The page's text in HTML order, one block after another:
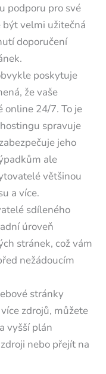
podporu pro své
být velmi užitečná
doporučení
poskytuje
že vaše
online 24/7. To je
spravuje
jeho
ale
většinou
a více.
sdíleného
úroveň
stránek, což vám
nežádoucím
stránky
zdrojů, můžete
vyšší plán
nebo přejít na